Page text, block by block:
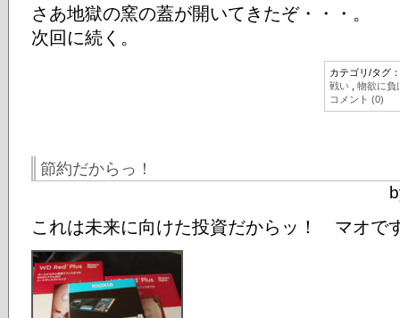
さあ地獄の窯の蓋が開いてきたぞ・・・。
次回に続く。
カテゴリ/タグ：
戦い
物欲に負
コメント (0)
節約だからっ！
これは未来に向けた投資だからッ！ マオで